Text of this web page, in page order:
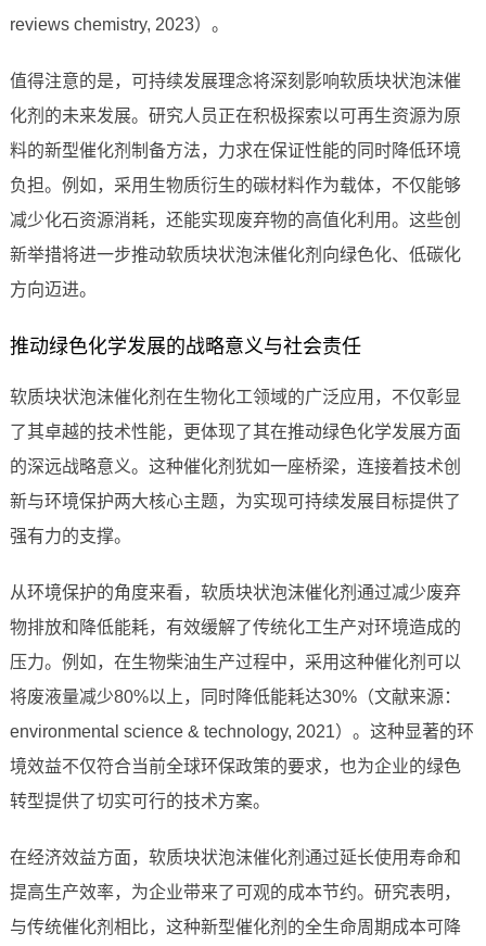
reviews chemistry, 2023）。
值得注意的是，可持续发展理念将深刻影响软质块状泡沫催
化剂的未来发展。研究人员正在积极探索以可再生资源为原
料的新型催化剂制备方法，力求在保证性能的同时降低环境
负担。例如，采用生物质衍生的碳材料作为载体，不仅能够
减少化石资源消耗，还能实现废弃物的高值化利用。这些创
新举措将进一步推动软质块状泡沫催化剂向绿色化、低碳化
方向迈进。
推动绿色化学发展的战略意义与社会责任
软质块状泡沫催化剂在生物化工领域的广泛应用，不仅彰显
了其卓越的技术性能，更体现了其在推动绿色化学发展方面
的深远战略意义。这种催化剂犹如一座桥梁，连接着技术创
新与环境保护两大核心主题，为实现可持续发展目标提供了
强有力的支撑。
从环境保护的角度来看，软质块状泡沫催化剂通过减少废弃
物排放和降低能耗，有效缓解了传统化工生产对环境造成的
压力。例如，在生物柴油生产过程中，采用这种催化剂可以
将废液量减少80%以上，同时降低能耗达30%（文献来源：
environmental science & technology, 2021）。这种显著的环
境效益不仅符合当前全球环保政策的要求，也为企业的绿色
转型提供了切实可行的技术方案。
在经济效益方面，软质块状泡沫催化剂通过延长使用寿命和
提高生产效率，为企业带来了可观的成本节约。研究表明，
与传统催化剂相比，这种新型催化剂的全生命周期成本可降